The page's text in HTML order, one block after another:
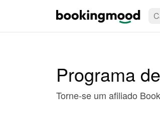
Programa
Torne-se um afiliado